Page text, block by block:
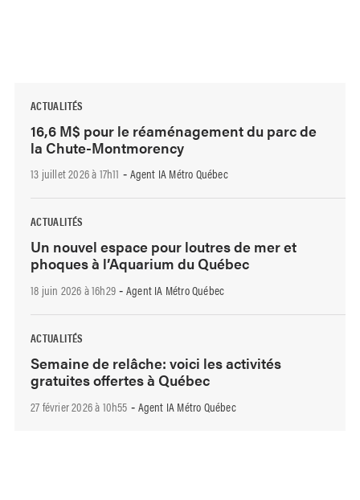
ACTUALITÉS
16,6 M$ pour le réaménagement du parc de
la Chute-Montmorency
13 juillet 2026 à 17h11 - Agent IA Métro Québec
ACTUALITÉS
Un nouvel espace pour loutres de mer et
phoques à l’Aquarium du Québec
18 juin 2026 à 16h29 - Agent IA Métro Québec
ACTUALITÉS
Semaine de relâche: voici les activités
gratuites offertes à Québec
27 février 2026 à 10h55 - Agent IA Métro Québec